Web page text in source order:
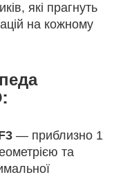
які прагнуть
на кожному
:
— приблизно 1
та